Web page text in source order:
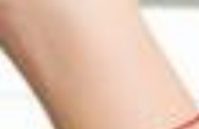
EXTERNE
Wir verwenden auf
Inhalte (z.B. Google
Ihnen zusätzliche